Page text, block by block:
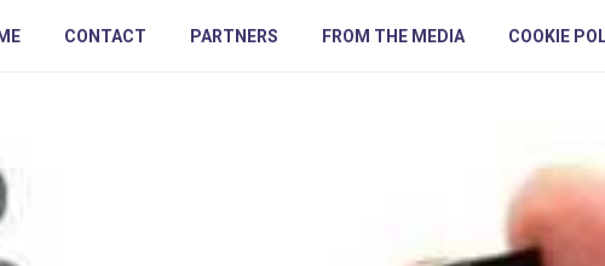
CONTACT PARTNERS FROM THE MEDIA COOKIE